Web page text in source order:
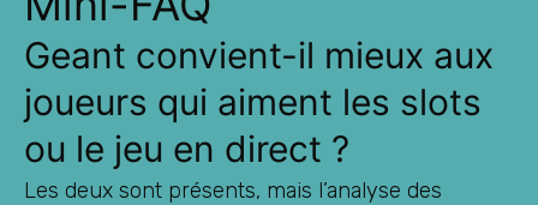
Geant convient-il mieux aux
joueurs qui aiment les slots
ou le jeu en direct ?
Les deux sont présents, mais l’analyse des